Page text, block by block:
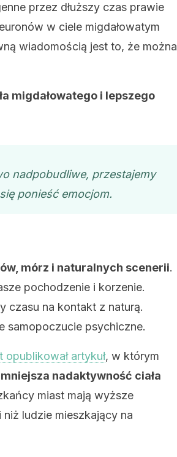
przez dłuższy czas prawie
w ciele migdałowatym
wiadomością jest to, że można
migdałowatego i lepszego
nadpobudliwe, przestajemy
ponieść emocjom.
mórz i naturalnych scenerii.
pochodzenie i korzenie.
czasu na kontakt z naturą.
samopoczucie psychiczne.
artykuł, w którym
nadaktywność ciała
miast mają wyższe
ludzie mieszkający na